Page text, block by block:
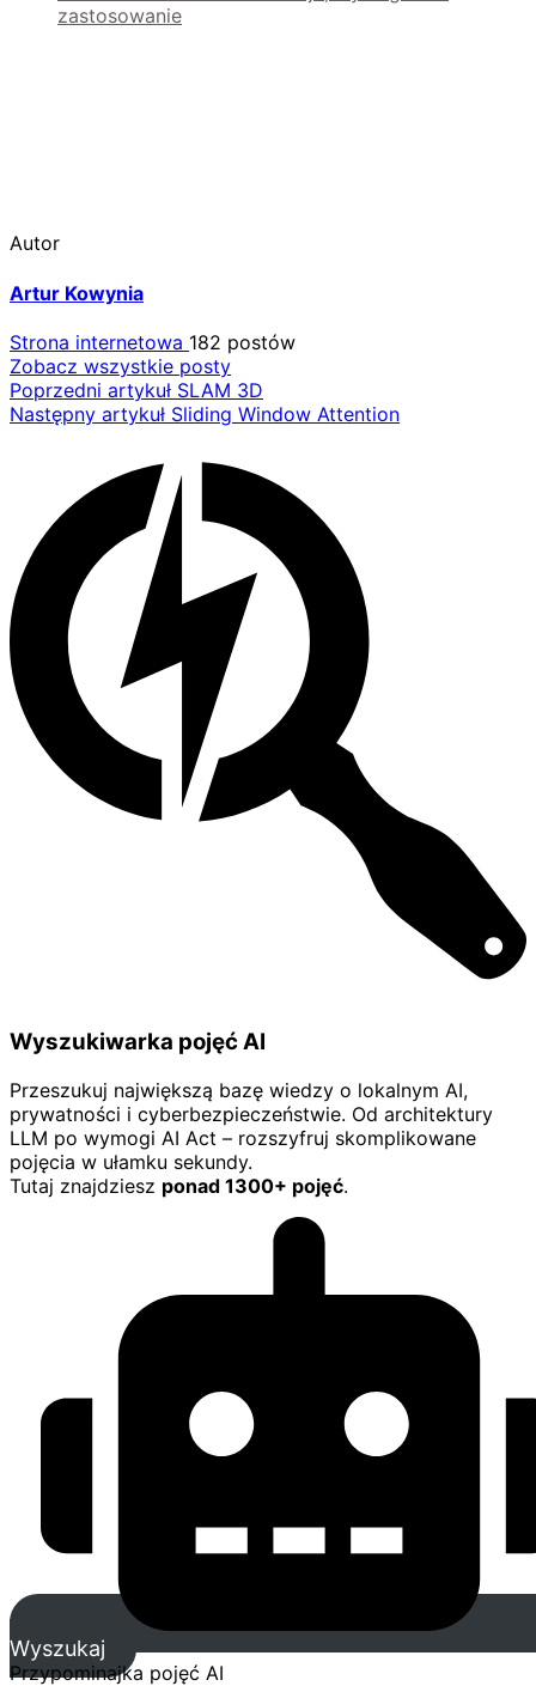
zastosowanie
Autor
Artur Kowynia
Strona internetowa 182 postów
Zobacz wszystkie posty
Nawigacja
wpisu
Poprzedni artykuł SLAM 3D
Następny artykuł Sliding Window Attention
Wyszukiwarka pojęć AI
Przeszukuj największą bazę wiedzy o lokalnym AI,
prywatności i cyberbezpieczeństwie. Od architektury
LLM po wymogi AI Act – rozszyfruj skomplikowane
pojęcia w ułamku sekundy.
Tutaj znajdziesz ponad 1300+ pojęć.
Wyszukaj
Przypominajka pojęć AI